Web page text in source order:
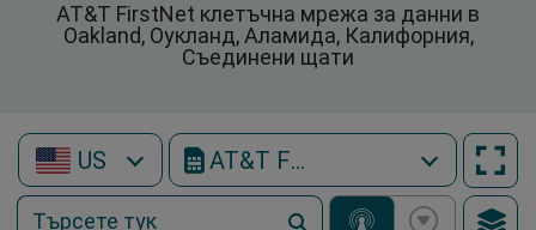
AT&T FirstNet клетъчна мрежа за данни в
Oakland, Оукланд, Аламида, Калифорния,
Съединени щати
US AT&T FirstNet